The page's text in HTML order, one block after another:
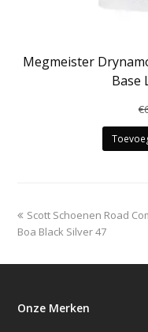
Megmeister
Base
€
previous
post:
Scott Schoenen Road
Boa Black Silver 47
Onze Merken